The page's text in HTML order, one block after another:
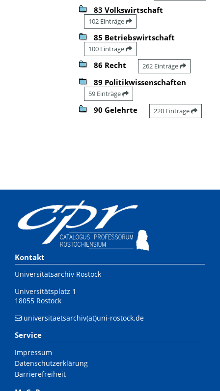
83 Volkswirtschaft
102 Einträge
85 Betriebswirtschaft
100 Einträge
86 Recht 262 Einträge
89 Politikwissenschaften
59 Einträge
90 Gelehrte 220 Einträge
Kontakt
Universitätsarchiv Rostock
Universitätsplatz 1
18055 Rostock
universitaetsarchiv(at)uni-rostock.de
Service
Impressum
Datenschutzerklärung
Barrierefreiheit